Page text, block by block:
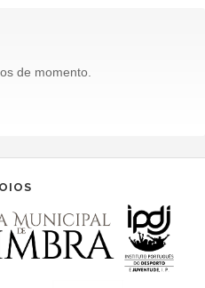
de momento.